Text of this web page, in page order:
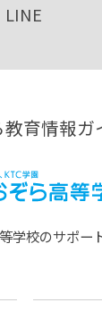
LINE
育情報ガ
学校のサポー